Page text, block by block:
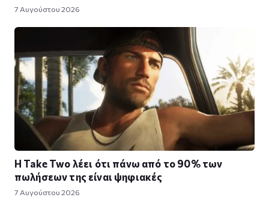
7 Αυγούστου 2026
Η Take Twο λέει ότι πάνω από το 90% των
πωλήσεων της είναι ψηφιακές
7 Αυγούστου 2026